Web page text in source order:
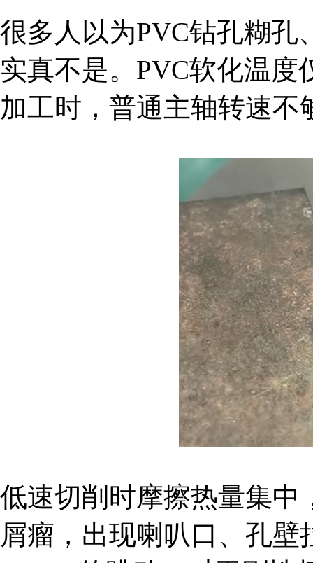
很多人以为PVC钻孔糊孔
实真不是。PVC软化温度
加工时，普通主轴转速
低速切削时摩擦热量集中
屑瘤，出现喇叭口、孔